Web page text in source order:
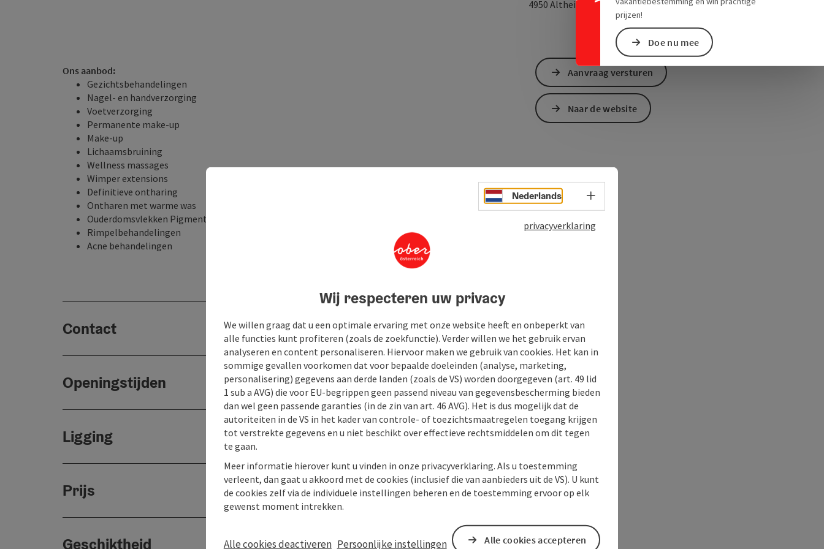
prijzen!
Doe nu mee
4950 Altheim Openen in Google Maps
Openen in Apple
Ons aanbod:
Gezichtsbehandelingen
Nagel- en handverzorging
Voetverzorging
Permanente make-up
Make-up
Lichaamsbruining
Wellness massages
Wimper extensions
Definitieve ontharing
Ontharen met warme was
Ouderdomsvlekken Pigmentstoornissen
Rimpelbehandelingen
Acne behandelingen
Contact
Openingstijden
Ligging
Prijs
Geschiktheid
Aanvraag versturen
Naar de website
Nederlands Taalkeuze - menu openen
privacyverklaring
Wij respecteren uw privacy
We willen graag dat u een optimale ervaring met onze website heeft en onbeperkt van
alle functies kunt profiteren (zoals de zoekfunctie). Verder willen we het gebruik ervan
analyseren en content personaliseren. Hiervoor maken we gebruik van cookies. Het kan in
sommige gevallen voorkomen dat voor bepaalde doeleinden (analyse, marketing,
personalisering) gegevens aan derde landen (zoals de VS) worden doorgegeven (art. 49 lid
1 sub a AVG) die voor EU-begrippen geen passend niveau van gegevensbescherming bieden
dan wel geen passende garanties (in de zin van art. 46 AVG). Het is dus mogelijk dat de
autoriteiten in de VS in het kader van controle- of toezichtsmaatregelen toegang krijgen
tot verstrekte gegevens en u niet beschikt over effectieve rechtsmiddelen om dit tegen
te gaan.
Meer informatie hierover kunt u vinden in onze privacyverklaring. Als u toestemming
verleent, dan gaat u akkoord met de cookies (inclusief die van aanbieders uit de VS). U kunt
de cookies zelf via de individuele instellingen beheren en de toestemming ervoor op elk
gewenst moment intrekken.
Alle cookies deactiveren Persoonlijke instellingen Alle cookies accepteren